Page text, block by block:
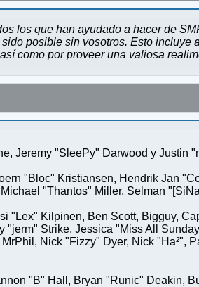
los que han ayudado a hacer de
posible sin vosotros. Esto
como por proveer una valiosa
Jeremy "SleePy" Darwood y Justin
"Bloc" Kristiansen, Hendrik Jan
"Thantos" Miller, Selman
"Lex" Kilpinen, Ben Scott, Bigguy,
"jerm" Strike, Jessica "Miss All
Nick "Fizzy" Dyer, Nick
"B" Hall, Bryan "Runic" Deakin,